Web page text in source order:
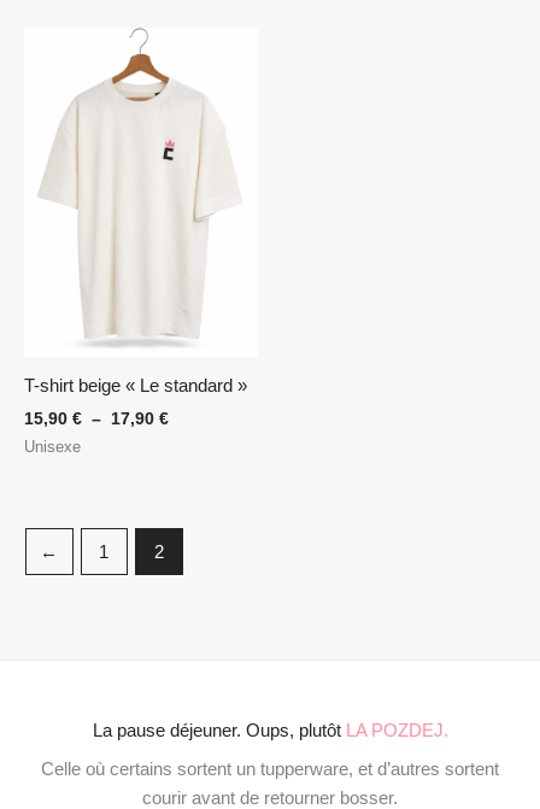
T-shirt beige « Le standard »
15,90 € – 17,90 €
prix :
15,90 €
17,90 €
Unisexe
← 1 2
La pause déjeuner. Oups, plutôt LA POZDEJ.
Celle où certains sortent un tupperware, et d’autres sortent
courir avant de retourner bosser.